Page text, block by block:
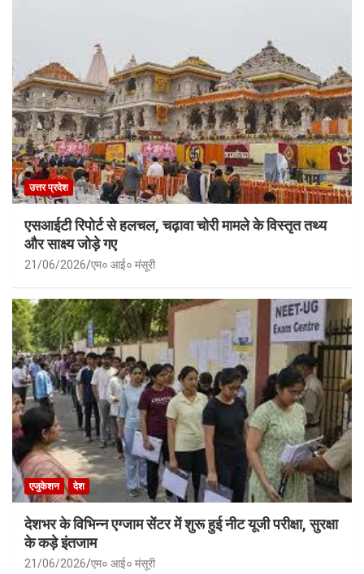
उत्तर प्रदेश
एसआईटी रिपोर्ट से हलचल, चढ़ावा चोरी मामले के विस्तृत तथ्य
और साक्ष्य जोड़े गए
21/06/2026 एम० आई० मंसूरी
एजुकेशन देश
देशभर के विभिन्न एग्जाम सेंटर में शुरू हुई नीट यूजी परीक्षा, सुरक्षा
के कड़े इंतजाम
21/06/2026 एम० आई० मंसूरी